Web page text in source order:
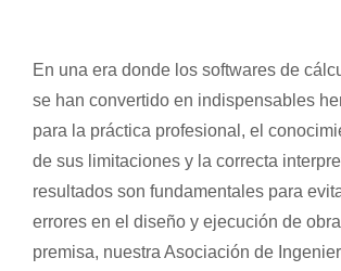
En una era donde los softwares de
se han convertido en indispensables
para la práctica profesional, el
de sus limitaciones y la correcta
resultados son fundamentales para
errores en el diseño y ejecución de
premisa, nuestra Asociación de